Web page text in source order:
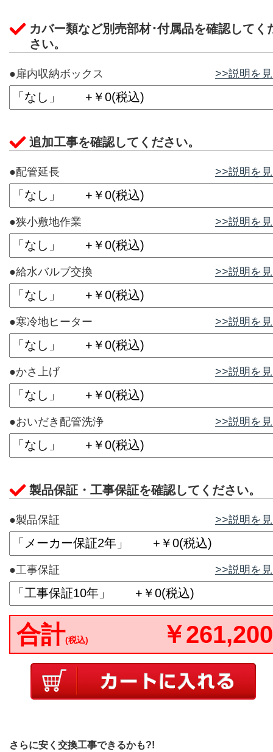
カバー類など別売部材･付属品を確認してく
さい。
●扉内収納ボックス >>説明を
追加工事を確認してください。
●配管延長 >>説明を
●狭小敷地作業 >>説明を
●給水バルブ交換 >>説明を
●寒冷地ヒーター >>説明を
●かさ上げ >>説明を
●おいだき配管洗浄 >>説明を
製品保証・工事保証を確認してください。
●製品保証 >>説明を
●工事保証 >>説明を
合計(税込) ￥261,200
さらに安く交換工事できるかも?!